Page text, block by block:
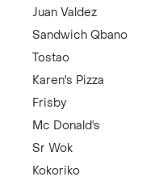
Juan Valdez
Sandwich Qbano
Tostao
Karen's Pizza
Frisby
Mc Donald's
Sr Wok
Kokoriko